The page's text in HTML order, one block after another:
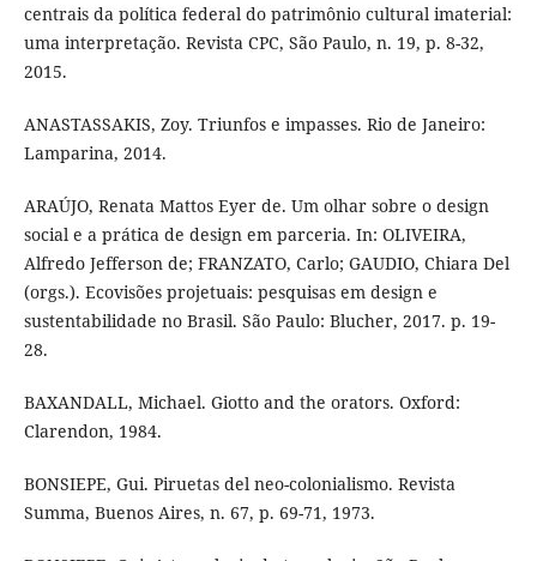
centrais da política federal do patrimônio cultural imaterial:
uma interpretação. Revista CPC, São Paulo, n. 19, p. 8-32,
2015.
ANASTASSAKIS, Zoy. Triunfos e impasses. Rio de Janeiro:
Lamparina, 2014.
ARAÚJO, Renata Mattos Eyer de. Um olhar sobre o design
social e a prática de design em parceria. In: OLIVEIRA,
Alfredo Jefferson de; FRANZATO, Carlo; GAUDIO, Chiara Del
(orgs.). Ecovisões projetuais: pesquisas em design e
sustentabilidade no Brasil. São Paulo: Blucher, 2017. p. 19-
28.
BAXANDALL, Michael. Giotto and the orators. Oxford:
Clarendon, 1984.
BONSIEPE, Gui. Piruetas del neo-colonialismo. Revista
Summa, Buenos Aires, n. 67, p. 69-71, 1973.